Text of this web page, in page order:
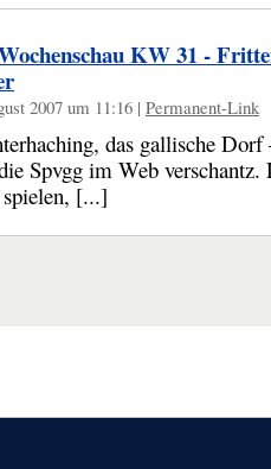
KW 31 -
2007 um 11:16 | Permanent-Link
das gallische
Spvgg im Web verschantz.
[...]